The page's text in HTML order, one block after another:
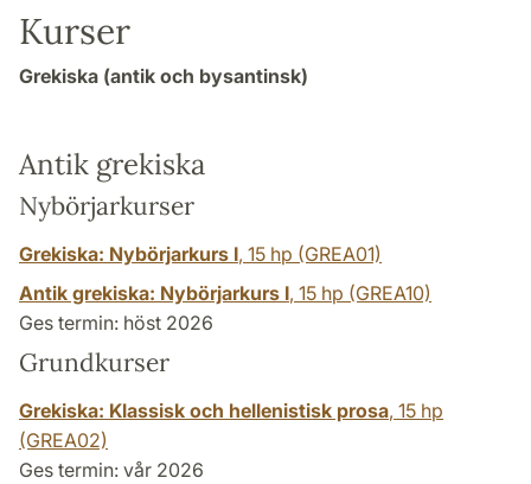
Kurser
Grekiska (antik och bysantinsk)
Antik grekiska
Nybörjarkurser
Grekiska: Nybörjarkurs I, 15 hp (GREA01)
Antik grekiska: Nybörjarkurs I, 15 hp (GREA10)
Ges termin: höst 2026
Grundkurser
Grekiska: Klassisk och hellenistisk prosa, 15 hp
(GREA02)
Ges termin: vår 2026